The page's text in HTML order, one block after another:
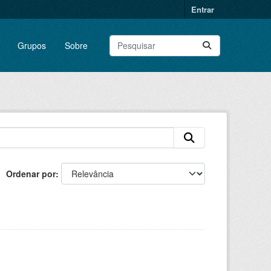
Entrar
Grupos Sobre
Ordenar por